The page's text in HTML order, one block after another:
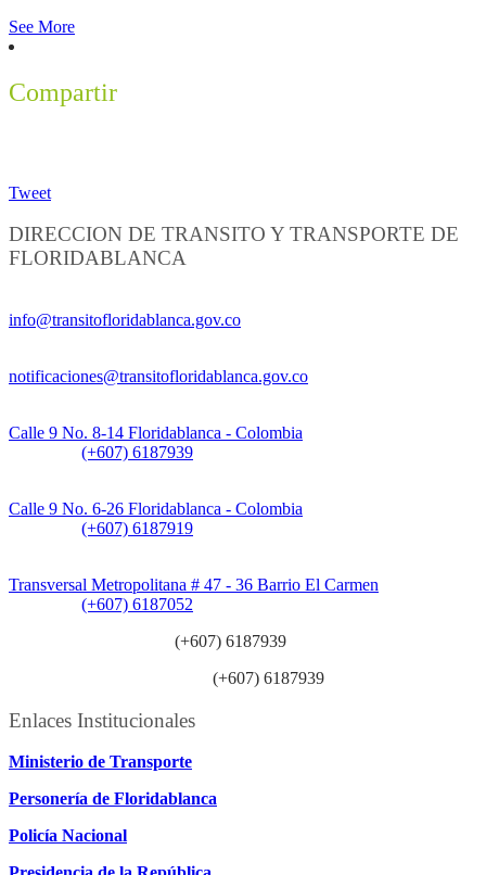
See More
Compartir
Tweet
DIRECCION DE TRANSITO Y TRANSPORTE DE
FLORIDABLANCA
info@transitofloridablanca.gov.co
notificaciones@transitofloridablanca.gov.co
Calle 9 No. 8-14 Floridablanca - Colombia
(+607) 6187939
Calle 9 No. 6-26 Floridablanca - Colombia
(+607) 6187919
Transversal Metropolitana # 47 - 36 Barrio El Carmen
(+607) 6187052
(+607) 6187939
(+607) 6187939
Enlaces Institucionales
Ministerio de Transporte
Personería de Floridablanca
Policía Nacional